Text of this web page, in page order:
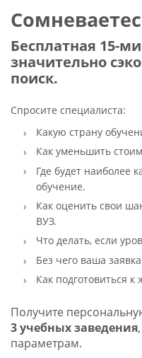
Бесплатная 15-
значительно
поиск.
Спросите специалиста:
Какую страну
Как уменьшить
Где будет наиболее
обучение.
Как оценить свои
ВУЗ.
Что делать, если
Без чего ваша
Как подготовиться
Получите
3 учебных заведения
параметрам.